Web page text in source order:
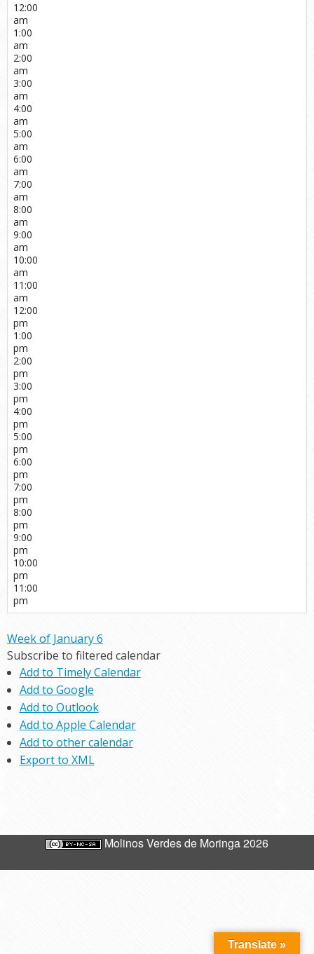
12:00
am
1:00
am
2:00
am
3:00
am
4:00
am
5:00
am
6:00
am
7:00
am
8:00
am
9:00
am
10:00
am
11:00
am
12:00
pm
1:00
pm
2:00
pm
3:00
pm
4:00
pm
5:00
pm
6:00
pm
7:00
pm
8:00
pm
9:00
pm
10:00
pm
11:00
pm
Week of January 6
Subscribe to filtered calendar
Add to Timely Calendar
Add to Google
Add to Outlook
Add to Apple Calendar
Add to other calendar
Export to XML
Molinos Verdes de Moringa 2026
Translate »